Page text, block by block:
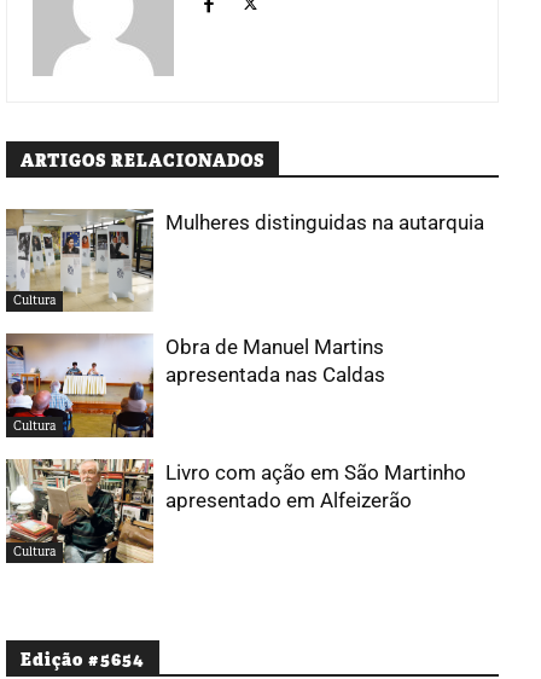
ARTIGOS RELACIONADOS
Cultura
Mulheres distinguidas na autarquia
Cultura
Obra de Manuel Martins
apresentada nas Caldas
Cultura
Livro com ação em São Martinho
apresentado em Alfeizerão
Edição #5654